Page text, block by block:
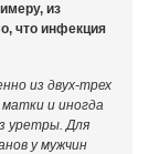
из
что инфекция
из двух-трех
матки и иногда
уретры. Для
у мужчин